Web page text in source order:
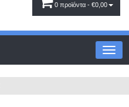
0 προϊόντα - €0,00